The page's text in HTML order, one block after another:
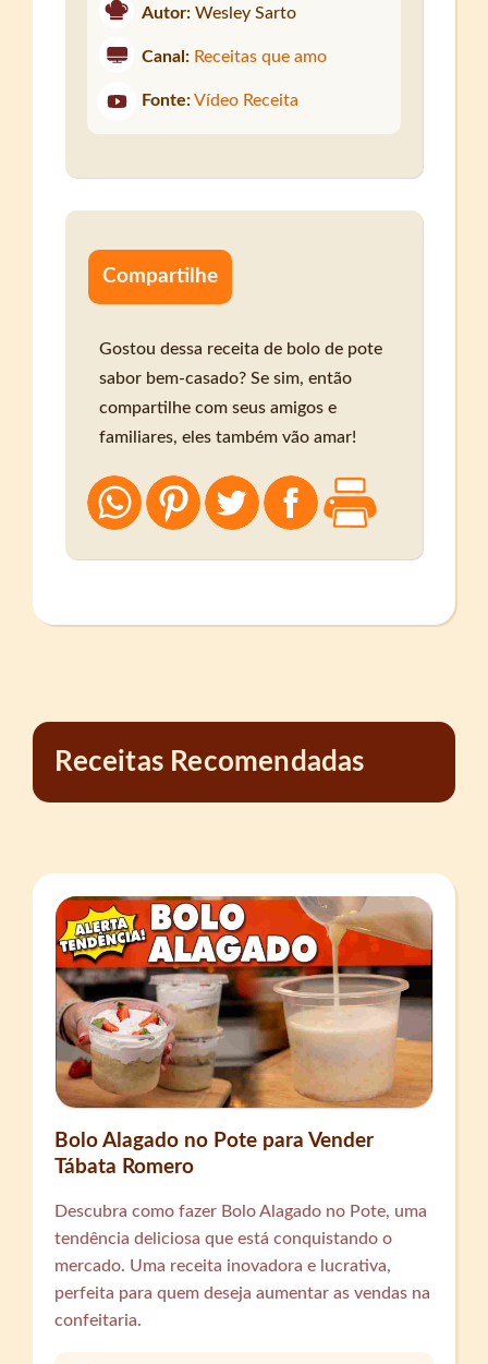
Autor: Wesley Sarto
Canal: Receitas que amo
Fonte: Vídeo Receita
Compartilhe
Gostou dessa receita de bolo de pote
sabor bem-casado? Se sim, então
compartilhe com seus amigos e
familiares, eles também vão amar!
Receitas Recomendadas
Bolo Alagado no Pote para Vender
Tábata Romero
Descubra como fazer Bolo Alagado no Pote, uma
tendência deliciosa que está conquistando o
mercado. Uma receita inovadora e lucrativa,
perfeita para quem deseja aumentar as vendas na
confeitaria.